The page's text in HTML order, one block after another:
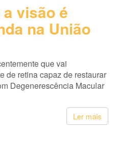
visão é
na União
que vai
de retina capaz de restaurar
Degenerescência Macular
Ler mais